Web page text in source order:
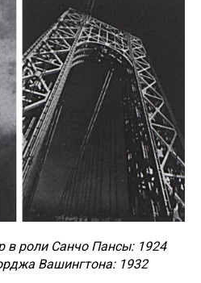
в роли Санчо Пансы: 1924
Вашингтона: 1932